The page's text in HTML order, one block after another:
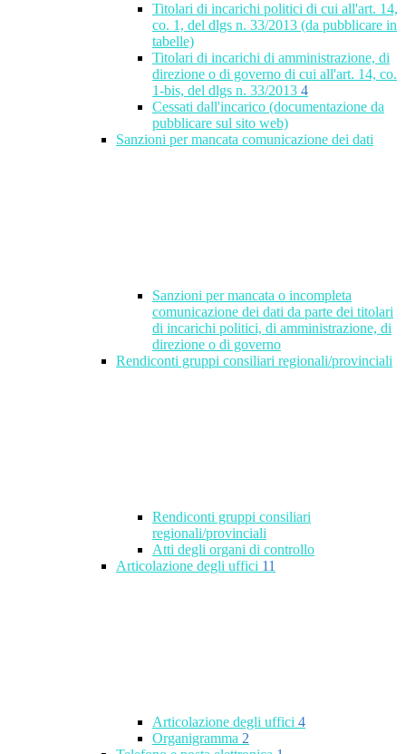
Titolari di incarichi politici di cui all'art. 14,
co. 1, del dlgs n. 33/2013 (da pubblicare in
tabelle)
Titolari di incarichi di amministrazione, di
direzione o di governo di cui all'art. 14, co.
1-bis, del dlgs n. 33/2013 4
Cessati dall'incarico (documentazione da
pubblicare sul sito web)
Sanzioni per mancata comunicazione dei dati
Sanzioni per mancata o incompleta
comunicazione dei dati da parte dei titolari
di incarichi politici, di amministrazione, di
direzione o di governo
Rendiconti gruppi consiliari regionali/provinciali
Rendiconti gruppi consiliari
regionali/provinciali
Atti degli organi di controllo
Articolazione degli uffici 11
Articolazione degli uffici 4
Organigramma 2